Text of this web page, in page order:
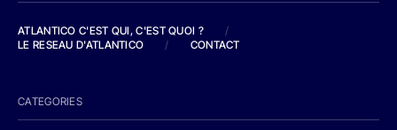
ATLANTICO C'EST QUI, C'EST QUOI ?
/
LE RESEAU D'ATLANTICO
/ CONTACT
CATEGORIES